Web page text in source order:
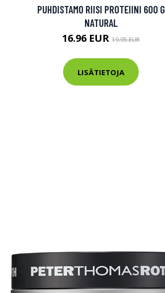
PUHDISTAMO RIISI PROTEIINI 600 G
NATURAL
16.96 EUR 19.95 EUR
LISÄTIETOJA